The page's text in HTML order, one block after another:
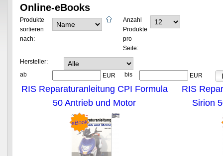
Online-eBooks
Produkte
sortieren
nach:
Anzahl
Produkte
pro
Seite:
Hersteller:
ab
EUR bis EUR
RIS Reparaturanleitung CPI Formula
50 Antrieb und Motor
RIS
Sirion